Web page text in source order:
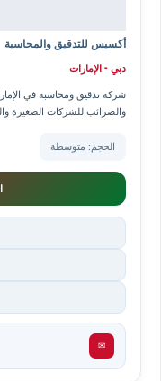
أكسيس للتدقيق والمحاسبة
دبي - الإمارات
شركة تدقيق ومحاسبة في
والضرائب للشركات الصغيرة
الحجم: متوسطة
✉